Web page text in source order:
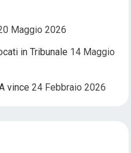
Maggio 2026
in Tribunale 14 Maggio
vince 24 Febbraio 2026